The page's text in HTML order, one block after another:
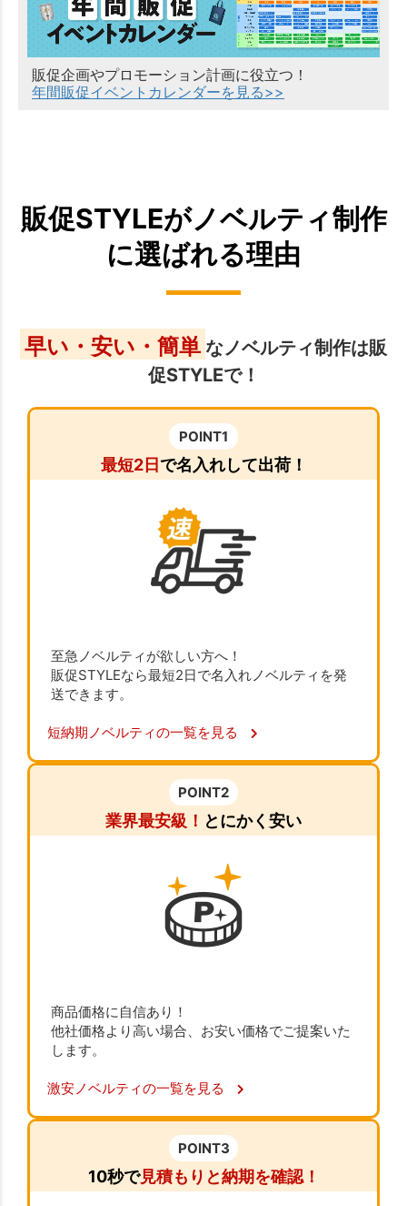
販促企画やプロモーション計画に役立つ！
年間販促イベントカレンダーを見る>>
販促STYLEがノベルティ制作
に選ばれる理由
早い・安い・簡単 なノベルティ制作は販
促STYLEで！
POINT1
最短2日で名入れして出荷！
至急ノベルティが欲しい方へ！
販促STYLEなら最短2日で名入れノベルティを発
送できます。
短納期ノベルティの一覧を見る
POINT2
業界最安級！ とにかく安い
商品価格に自信あり！
他社価格より高い場合、お安い価格でご提案いた
します。
激安ノベルティの一覧を見る
POINT3
10秒で見積もりと納期を確認！